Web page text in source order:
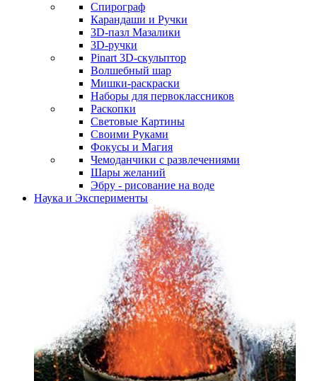
Спирограф
Карандаши и Ручки
3D-пазл Мазалики
3D-ручки
Pinart 3D-скульптор
Волшебный шар
Мишки-раскраски
Наборы для первоклассников
Раскопки
Световые Картины
Своими Руками
Фокусы и Магия
Чемоданчики с развлечениями
Шары желаний
Эбру - рисование на воде
Наука и Эксперименты